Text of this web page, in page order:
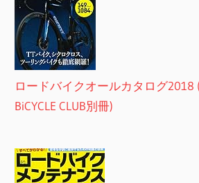
ロードバイクオールカタログ2018
BiCYCLE CLUB別冊)